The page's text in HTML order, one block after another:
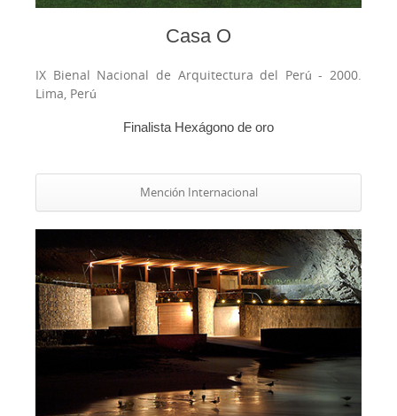
Casa O
IX Bienal Nacional de Arquitectura del Perú - 2000.
Lima, Perú
Finalista Hexágono de oro
Mención Internacional